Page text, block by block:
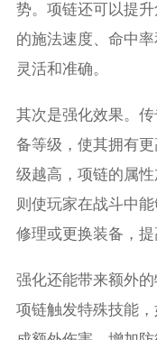
势。项链还可以提
的施法速度、命中
灵活和准确。
其次是强化效果。
备等级，使其拥有
级越高，项链的属
则使玩家在战斗中
修理或更换装备，提
强化还能带来额外
项链触发特殊技能